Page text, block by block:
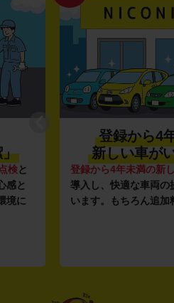
」
検と
感と
境に
登録から4
新しい車が
登録から4年未満の新
導入し、快適な車両の
います。もちろん追加